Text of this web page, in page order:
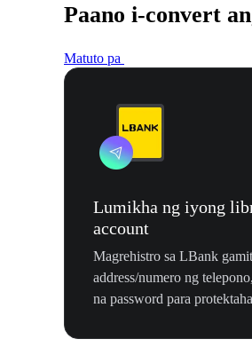
Paano i-convert
Matuto pa
Lumikha ng iyong
account
Magrehistro sa LBank
address/numero ng
na password para